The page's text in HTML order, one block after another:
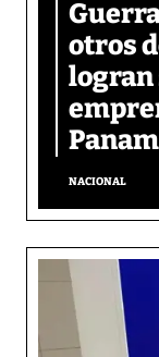
otros
logran
NACIONAL